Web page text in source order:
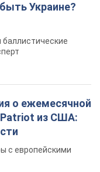
Украине?
баллистические
о ежемесячной
Patriot из США:
с европейскими